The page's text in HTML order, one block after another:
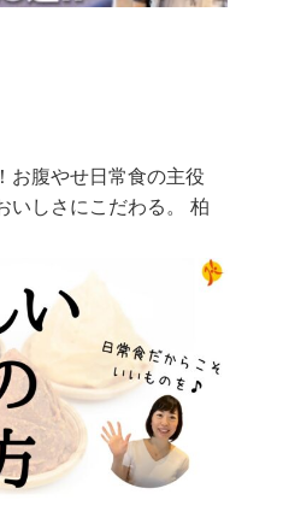
お腹やせ日常食の主役
いしさにこだわる。 柏